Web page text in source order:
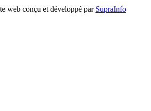
web conçu et développé par SupraInfo